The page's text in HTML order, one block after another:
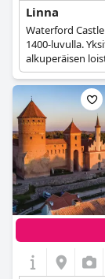
Linna
Waterford
1400-luvulla.
alkuperäisen
ihailla
seinävaatteita.
linnan
ne tarjoavat
ansiosta se on
ylenpalttiseen